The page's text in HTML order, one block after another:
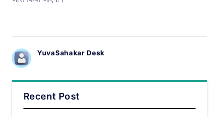
YuvaSahakar Desk
Recent Post